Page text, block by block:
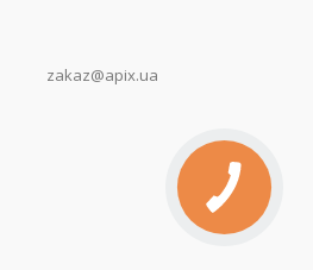
zakaz@apix.ua